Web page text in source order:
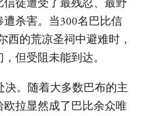
徒遭受了最残忍、最野
杀害。当300名巴比信
西的荒凉圣祠中避难时，
但受阻未能到达。
决。随着大多数巴布的主
拉显然成了巴比余众唯